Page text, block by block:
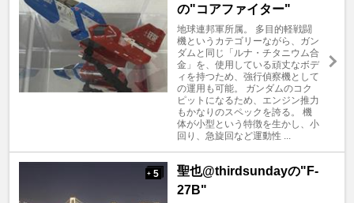
の"コアファイター"
地球連邦軍所属。 多目的軽戦闘
機というカテゴリーながら、ガン
ダムと同じ「ルナ・チタニウム合
金」を、使用している頑丈なボデ
ィを持つため、強行偵察機として
の運用も可能。 ガンダムのコク
ピットになるため、エンジン推力
もかなりのスペックを誇る。 機
体が小型という特徴を生かし、小
回り、急旋回など運動性 ...
+ 5
聖也@thirdsundayの"F-
27B"